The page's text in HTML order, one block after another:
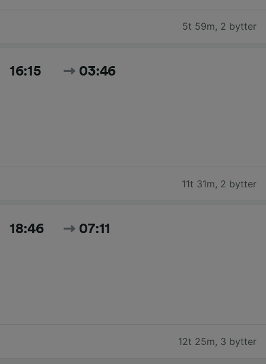
5t 59m, 2 bytter
16:15 03:46
11t 31m, 2 bytter
18:46 07:11
12t 25m, 3 bytter